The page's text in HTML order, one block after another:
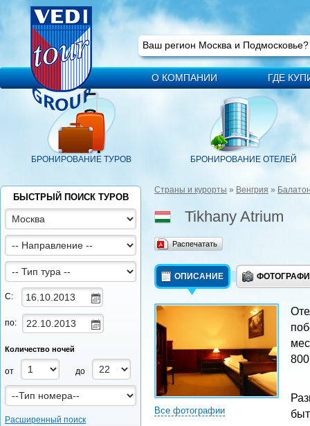
Ваш регион Москва и
Ваш регионМосква
О КОМПАНИИ ГДЕ
БРОНИРОВАНИЕ ТУРОВ БРОНИРОВАНИЕ ОТЕЛЕЙ
БЫСТРЫЙ ПОИСК ТУРОВ
С:
по:
Количество ночей
от до
Расширенный поиск
Страны и курорты » Венгрия »
Tikhany Atrium
Распечатать
ОПИСАНИЕ
Все фотографии